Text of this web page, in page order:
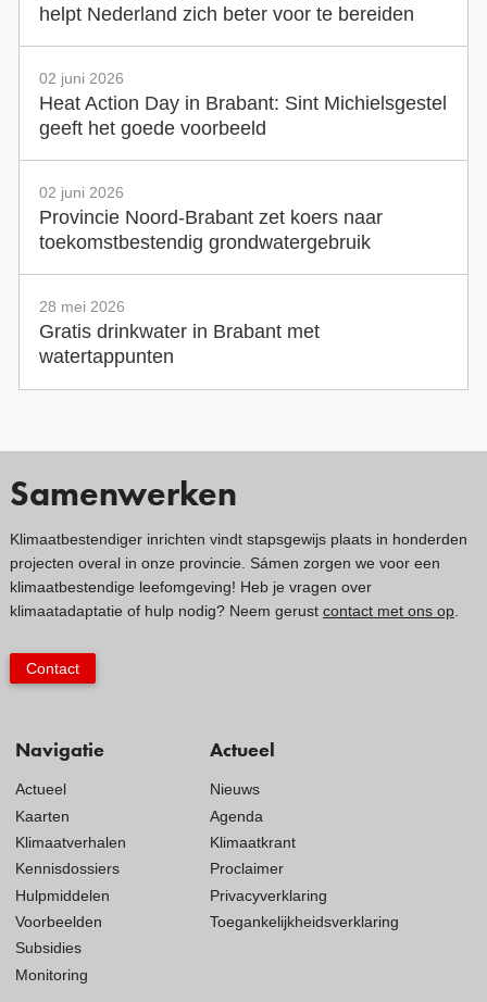
helpt Nederland zich beter voor te bereiden
02 juni 2026
Heat Action Day in Brabant: Sint Michielsgestel
geeft het goede voorbeeld
02 juni 2026
Provincie Noord-Brabant zet koers naar
toekomstbestendig grondwatergebruik
28 mei 2026
Gratis drinkwater in Brabant met
watertappunten
Navigatie
Actueel
Kaarten
Klimaatverhalen
Kennisdossiers
Hulpmiddelen
Voorbeelden
Subsidies
Monitoring
Actueel
Nieuws
Agenda
Klimaatkrant
Proclaimer
Privacyverklaring
Toegankelijkheidsverklaring
Samenwerken
Klimaatbestendiger inrichten vindt stapsgewijs plaats in honderden
projecten overal in onze provincie. Sámen zorgen we voor een
klimaatbestendige leefomgeving! Heb je vragen over
klimaatadaptatie of hulp nodig? Neem gerust contact met ons op.
Contact